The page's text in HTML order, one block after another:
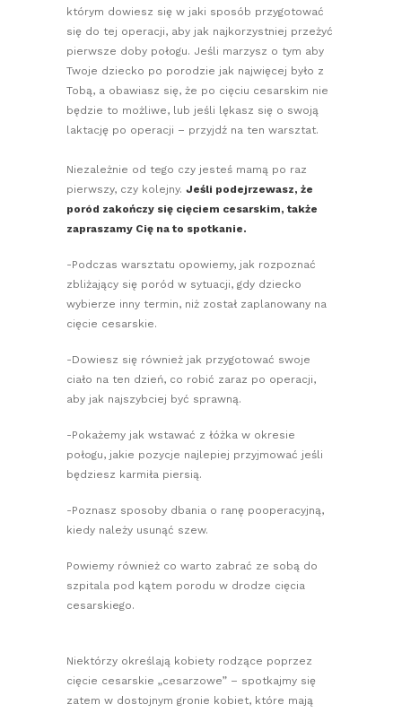
którym dowiesz się w jaki sposób przygotować
się do tej operacji, aby jak najkorzystniej przeżyć
pierwsze doby połogu. Jeśli marzysz o tym aby
Twoje dziecko po porodzie jak najwięcej było z
Tobą, a obawiasz się, że po cięciu cesarskim nie
będzie to możliwe, lub jeśli lękasz się o swoją
laktację po operacji – przyjdź na ten warsztat.
Niezależnie od tego czy jesteś mamą po raz
pierwszy, czy kolejny. Jeśli podejrzewasz, że
poród zakończy się cięciem cesarskim, także
zapraszamy Cię na to spotkanie.
-Podczas warsztatu opowiemy, jak rozpoznać
zbliżający się poród w sytuacji, gdy dziecko
wybierze inny termin, niż został zaplanowany na
cięcie cesarskie.
-Dowiesz się również jak przygotować swoje
ciało na ten dzień, co robić zaraz po operacji,
aby jak najszybciej być sprawną.
-Pokażemy jak wstawać z łóżka w okresie
połogu, jakie pozycje najlepiej przyjmować jeśli
będziesz karmiła piersią.
-Poznasz sposoby dbania o ranę pooperacyjną,
kiedy należy usunąć szew.
Powiemy również co warto zabrać ze sobą do
szpitala pod kątem porodu w drodze cięcia
cesarskiego.
Niektórzy określają kobiety rodzące poprzez
cięcie cesarskie „cesarzowe” – spotkajmy się
zatem w dostojnym gronie kobiet, które mają